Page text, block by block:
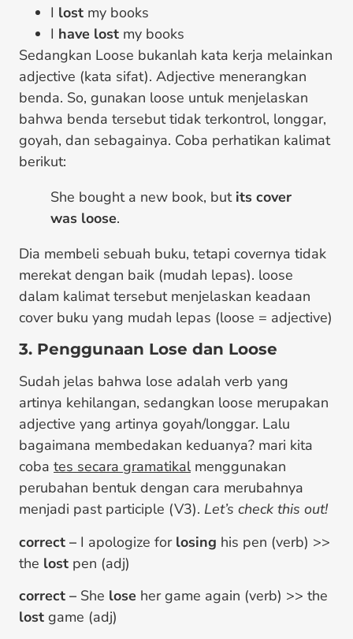
I lost my books
I have lost my books
Sedangkan Loose bukanlah kata kerja melainkan
adjective (kata sifat). Adjective menerangkan
benda. So, gunakan loose untuk menjelaskan
bahwa benda tersebut tidak terkontrol, longgar,
goyah, dan sebagainya. Coba perhatikan kalimat
berikut:
She bought a new book, butits cover
was loose.
Dia membeli sebuah buku, tetapi covernya tidak
merekat dengan baik (mudah lepas). loose
dalam kalimat tersebut menjelaskan keadaan
cover buku yang mudah lepas (loose = adjective)
3. Penggunaan Lose dan Loose
Sudah jelas bahwa lose adalah verb yang
artinya kehilangan, sedangkan loose merupakan
adjective yang artinya goyah/longgar. Lalu
bagaimana membedakan keduanya? mari kita
coba tes secara gramatikalmenggunakan
perubahan bentuk dengan cara merubahnya
menjadi past participle (V3). Let’s check this out!
correct – I apologize for losing his pen (verb) >>
the lost pen (adj)
correct – She lose her game again (verb) >> the
lost game (adj)